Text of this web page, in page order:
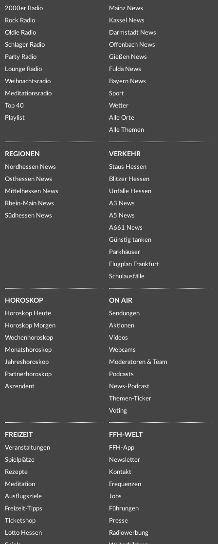
2000er Radio
Rock Radio
Oldie Radio
Schlager Radio
Party Radio
Lounge Radio
Weihnachtsradio
Meditationsradio
Top 40
Playlist
Mainz News
Kassel News
Darmstadt News
Offenbach News
Gießen News
Fulda News
Bayern News
Sport
Wetter
Alle Orte
Alle Themen
REGIONEN
Nordhessen News
Osthessen News
Mittelhessen News
Rhein-Main News
Südhessen News
VERKEHR
Staus Hessen
Blitzer Hessen
Unfälle Hessen
A3 News
A5 News
A661 News
Günstig tanken
Parkhäuser
Flugplan Frankfurt
Schulausfälle
HOROSKOP
Horoskop Heute
Horoskop Morgen
Wochenhoroskop
Monatshoroskop
Jahreshoroskop
Partnerhoroskop
Aszendent
ON AIR
Sendungen
Aktionen
Videos
Webcams
Moderatoren & Team
Podcasts
News-Podcast
Themen-Ticker
Voting
FREIZEIT
Veranstaltungen
Spielplätze
Rezepte
Meditation
Ausflugsziele
Freizeit-Tipps
Ticketshop
Lotto Hessen
FFH-WELT
FFH-App
Newsletter
Kontakt
Frequenzen
Jobs
Führungen
Presse
Radiowerbung